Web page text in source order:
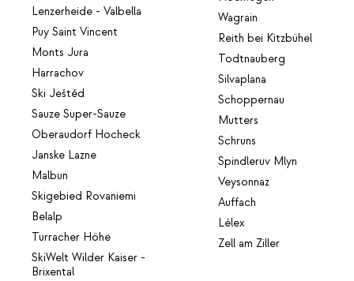
Lenzerheide - Valbella
Puy Saint Vincent
Monts Jura
Harrachov
Ski Ještěd
Sauze Super-Sauze
Oberaudorf Hocheck
Janske Lazne
Malbun
Skigebied Rovaniemi
Belalp
Turracher Höhe
SkiWelt Wilder Kaiser -
Brixental
Wagrain
Reith bei Kitzbühel
Todtnauberg
Silvaplana
Schoppernau
Mutters
Schruns
Spindleruv Mlyn
Veysonnaz
Auffach
Lélex
Zell am Ziller